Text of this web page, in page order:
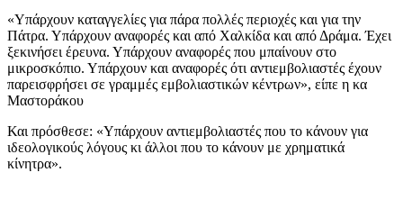
«Υπάρχουν καταγγελίες για πάρα πολλές περιοχές και για την
Πάτρα. Υπάρχουν αναφορές και από Χαλκίδα και από Δράμα. Έχει
ξεκινήσει έρευνα. Υπάρχουν αναφορές που μπαίνουν στο
μικροσκόπιο. Υπάρχουν και αναφορές ότι αντιεμβολιαστές έχουν
παρεισφρήσει σε γραμμές εμβολιαστικών κέντρων», είπε η κα
Μαστοράκου
Και πρόσθεσε: «Υπάρχουν αντιεμβολιαστές που το κάνουν για
ιδεολογικούς λόγους κι άλλοι που το κάνουν με χρηματικά
κίνητρα».